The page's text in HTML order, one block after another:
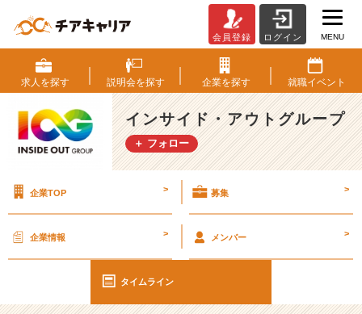
O
G
っ
て
ナ
ニ？】
な
就
活」
会員登録 ログイン MENU
求人を探す 説明会を探す 企業を探す 就職イベント
インサイド・アウトグループ
＋ フォロー
企業TOP > 募集 >
企業情報 > メンバー >
タイムライン